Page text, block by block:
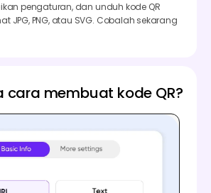
pengaturan, dan unduh kode QR
JPG, PNG, atau SVG. Cobalah sekarang
cara membuat kode QR?